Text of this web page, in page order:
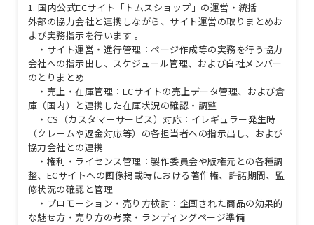
1. 国内公式ECサイト「トムスショップ」の運営・統括
外部の協力会社と連携しながら、サイト運営の取りまとめお
よび実務指示を行います 。
・サイト運営・進行管理：ページ作成等の実務を行う協力
会社への指示出し、スケジュール管理、および自社メンバー
のとりまとめ
・売上・在庫管理：ECサイトの売上データ管理、および倉
庫（国内）と連携した在庫状況の確認・調整
・CS（カスタマーサービス）対応：イレギュラー発生時
（クレームや返金対応等）の各担当者への指示出し、および
協力会社との連携
・権利・ライセンス管理：製作委員会や版権元との各種調
整、ECサイトへの画像掲載時における著作権、許諾期間、監
修状況の確認と管理
・プロモーション・売り方検討：企画された商品の効果的
な魅せ方・売り方の考案・ランディングページ準備